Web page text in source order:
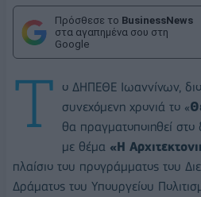
Πρόσθεσε το BusinessNews
στα αγαπημένα σου στη
Google
Τ ο ΔΗΠΕΘΕ Ιωαννίνων,
συνεχόμενη χρονιά το «
θα πραγματοποιηθεί
με θέμα «Η
πλαίσιο του προγράμματος του
Δράματος του Υπουργείου